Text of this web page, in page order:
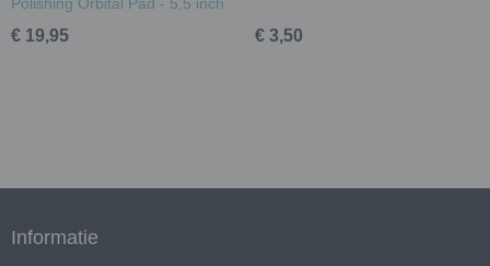
€ 19,95 € 3,50
Informatie